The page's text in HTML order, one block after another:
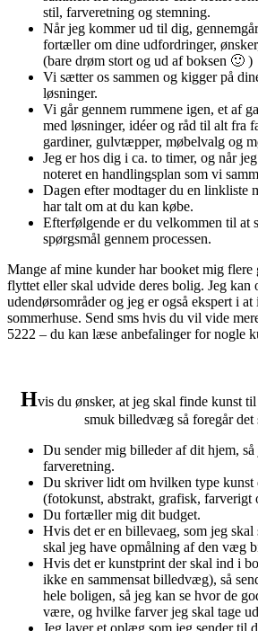
stil, farveretning og stemning.
Når jeg kommer ud til dig,
fortæller om dine udfordringer,
(bare drøm stort og ud af boksen 🙂 )
Vi sætter os sammen og kigger på
løsninger.
Vi går gennem rummene igen, et af
med løsninger, idéer og råd til alt fra
gardiner, gulvtæpper, møbelvalg og
Jeg er hos dig i ca. to timer, og når
noteret en handlingsplan som vi
Dagen efter modtager du en linkliste
har talt om at du kan købe.
Efterfølgende er du velkommen til at
spørgsmål gennem processen.
Mange af mine kunder har booket mig flere
flyttet eller skal udvide deres bolig. Jeg kan
udendørsområder og jeg er også ekspert i
sommerhuse. Send sms hvis du vil vide
5222 – du kan læse anbefalinger for nogle
Hvis du ønsker, at jeg skal finde kunst
smuk billedvæg så foregår det
Du sender mig billeder af dit hjem,
farveretning.
Du skriver lidt om hvilken type kunst
(fotokunst, abstrakt, grafisk, farverigt
Du fortæller mig dit budget.
Hvis det er en billevaeg, som jeg
skal jeg have opmålning af den væg
Hvis det er kunstprint der skal ind i
ikke en sammensat billedvæg), så
hele boligen, så jeg kan se hvor de
være, og hvilke farver jeg skal tage
Jeg laver et oplæg som jeg sender til